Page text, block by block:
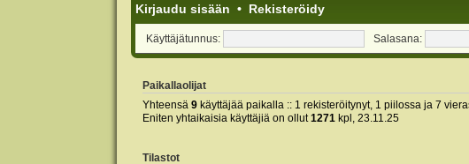
Kirjaudu sisään • Rekisteröidy
Käyttäjätunnus: Salasana:
Paikallaolijat
Yhteensä 9käyttäjää paikalla :: 1 rekisteröitynyt, 1 piilossa ja 7
Eniten yhtaikaisia käyttäjiä on ollut1271kpl, 23.11.25
Tilastot